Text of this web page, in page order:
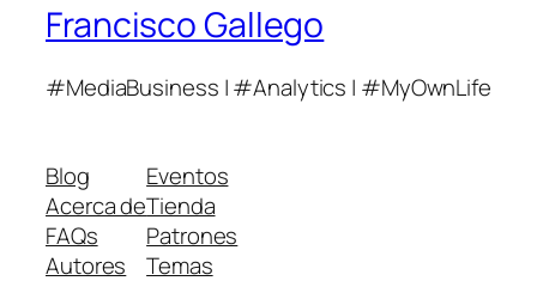
Francisco Gallego
#MediaBusiness | #Analytics | #MyOwnLife
Blog
Acerca de
FAQs
Autores
Eventos
Tienda
Patrones
Temas